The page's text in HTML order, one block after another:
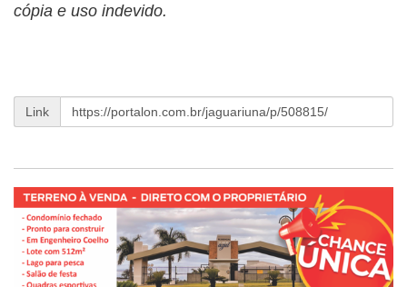
cópia e uso indevido.
Link